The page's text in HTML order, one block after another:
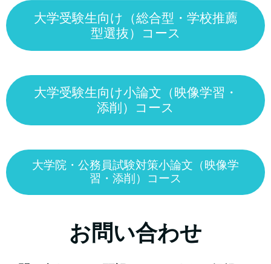
大学受験生向け（総合型・学校推薦
型選抜）コース
大学受験生向け小論文（映像学習・
添削）コース
大学院・公務員試験対策小論文（映像学
習・添削）コース
お問い合わせ